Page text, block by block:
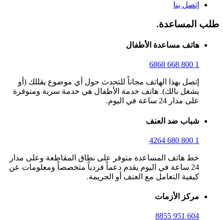
إتصل بنا
طلب المساعدة.
هاتف مساعدة الأطفال
1 800 668 6868
إتصل بهذا الهاتف مجاناً للتحدث حول أي موضوع يقللك (أو
يشغل بالك). هاتف خدمة الأطفال هي خدمة سرية ومتوفرة
على مدار 24 ساعة في اليوم.
شباب ضد العنف
1 800 680 4264
خط هاتف المساعدة متوفر على نطاق المقاطعة وعلى مدار
24 ساعة في اليوم يقدم دعماً فردياً متخصصاً ومعلومات عن
كيفية التعامل مع العنف أو الجريمة.
مركز الأزمات
604 951 8855